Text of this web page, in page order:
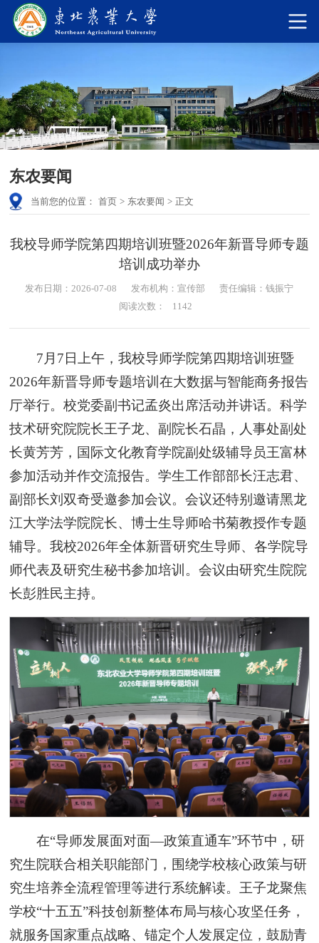
东农要闻
当前您的位置： 首页 > 东农要闻 > 正文
我校导师学院第四期培训班暨2026年新晋导师专题
培训成功举办
发布日期：2026-07-08 发布机构：宣传部
责任编辑：钱振宁
阅读次数：
1142
7月7日上午，我校导师学院第四期培训班暨
2026年新晋导师专题培训在大数据与智能商务报告
厅举行。校党委副书记孟炎出席活动并讲话。科学
技术研究院院长王子龙、副院长石晶，人事处副处
长黄芳芳，国际文化教育学院副处级辅导员王富林
参加活动并作交流报告。学生工作部部长汪志君、
副部长刘双奇受邀参加会议。会议还特别邀请黑龙
江大学法学院院长、博士生导师哈书菊教授作专题
辅导。我校2026年全体新晋研究生导师、各学院导
师代表及研究生秘书参加培训。会议由研究生院院
长彭胜民主持。
在“导师发展面对面—政策直通车”环节中，研
究生院联合相关职能部门，围绕学校核心政策与研
究生培养全流程管理等进行系统解读。王子龙聚焦
学校“十五五”科技创新整体布局与核心攻坚任务，
就服务国家重点战略、锚定个人发展定位，鼓励青